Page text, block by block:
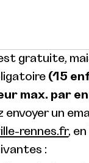
gratuite,
(15
max. par
envoyer un
rennes.fr,
: